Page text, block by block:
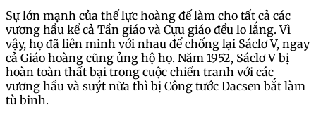
Sự lớn mạnh của thế lực hoàng đế làm cho tất cả các
vương hầu kể cả Tần giáo và Cựu giáo đều lo lắng. Vì
vậy, họ đã liên minh với nhau để chống lại Sáclơ V, ngay
cả Giáo hoàng cũng ủng hộ họ. Năm 1952, Sáclơ V bị
hoàn toàn thất bại trong cuộc chiến tranh với các
vương hầu và suýt nữa thì bị Công tước Dacsen bắt làm
tù binh.